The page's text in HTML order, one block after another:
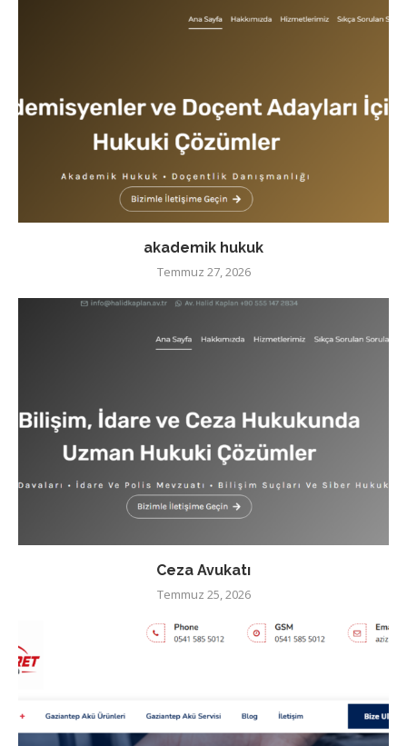
akademik hukuk
Temmuz 27, 2026
Ceza Avukatı
Temmuz 25, 2026